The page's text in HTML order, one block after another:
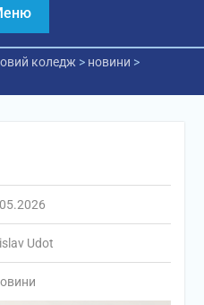
коледж > новини >
Udot